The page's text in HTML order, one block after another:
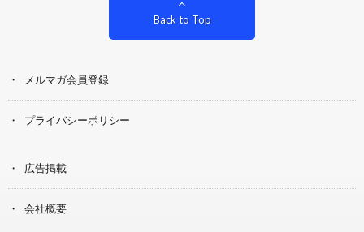
Back to Top
メルマガ会員登録
プライバシーポリシー
広告掲載
会社概要